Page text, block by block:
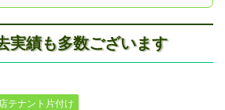
実績も多数ございます
テナント片付け